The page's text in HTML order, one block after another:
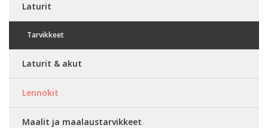
Laturit
Tarvikkeet
Laturit & akut
Lennokit
Maalit ja maalaustarvikkeet